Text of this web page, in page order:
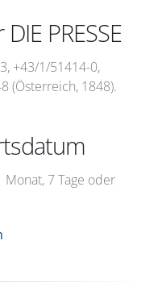
PRESSE
+43/1/51414-0,
(Österreich, 1848).
Monat, 7 Tage oder